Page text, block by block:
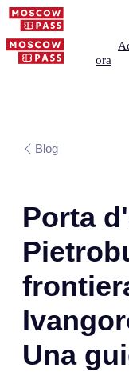
ora
Blog
Porta
Una